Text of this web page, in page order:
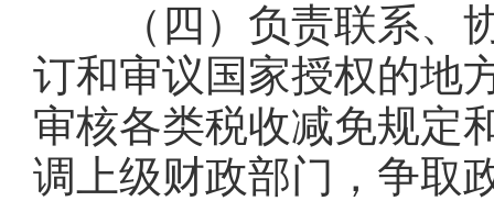
（四）负责联系、协
订和审议国家授权的地
审核各类税收减免规定
调上级财政部门，争取